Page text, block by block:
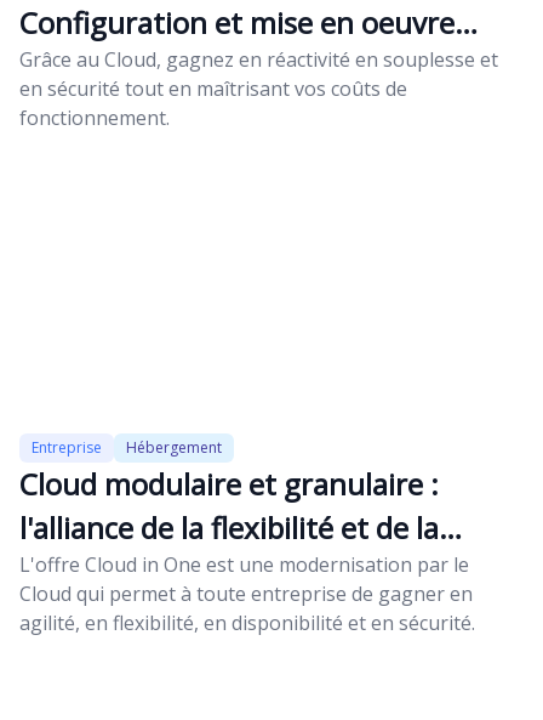
Configuration et mise en oeuvre
simplifiée
Grâce au Cloud, gagnez en réactivité en souplesse et
en sécurité tout en maîtrisant vos coûts de
fonctionnement.
Entreprise Hébergement
Cloud modulaire et granulaire :
l'alliance de la flexibilité et de la
disponibilité
L'offre Cloud in One est une modernisation par le
Cloud qui permet à toute entreprise de gagner en
agilité, en flexibilité, en disponibilité et en sécurité.